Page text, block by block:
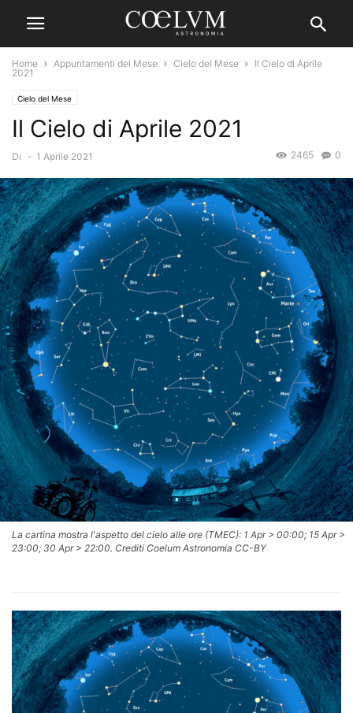
Home Appuntamenti del Mese Cielo del Mese
Il Cielo di Aprile
2021
Cielo del Mese
Il Cielo di Aprile 2021
Di - 1 Aprile 2021 0
2465
La cartina mostra l'aspetto del cielo alle ore (TMEC): 1 Apr > 00:00; 15 Apr >
23:00; 30 Apr > 22:00. Crediti Coelum Astronomia CC-BY